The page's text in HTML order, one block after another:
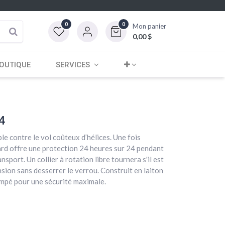
0 0 Mon panier
0,00$
SERVICES
contre le vol coûteux d’hélices. Une fois
offre une protection 24 heures sur 24 pendant
Un collier à rotation libre tournera s'il est
sans desserrer le verrou. Construit en laiton
pour une sécurité maximale.